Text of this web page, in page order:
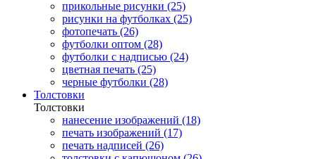
прикольные рисунки (25)
рисунки на футболках (25)
фотопечать (26)
футболки оптом (28)
футболки с надписью (24)
цветная печать (25)
черные футболки (28)
Толстовки
Толстовки
нанесение изображений (18)
печать изображений (17)
печать надписей (26)